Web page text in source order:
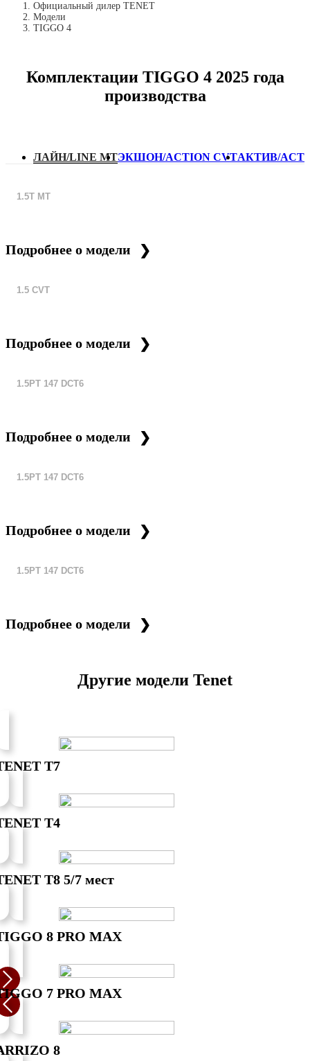
Официальный дилер TENET
Модели
TIGGO 4
Комплектации TIGGO 4 2025 года
производства
ЛАЙН/LINE MTЭКШОН/ACTION CVTАКТИВ/
1.5T МТ
Подробнее о модели
1.5 CVT
Подробнее о модели
1.5PT 147 DCT6
Подробнее о модели
1.5PT 147 DCT6
Подробнее о модели
1.5PT 147 DCT6
Подробнее о модели
Другие модели Tenet
T7
T4
T8 5/7 мест
8 PRO MAX
7 PRO MAX
8